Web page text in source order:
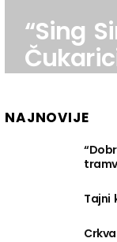
“Sing
NAJNOVIJE
Tajni